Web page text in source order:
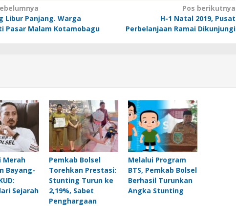
Libur Panjang. Warga
Pasar Malam Kotamobagu
Pos berikutnya
H-1 Natal 2019, Pusat
Perbelanjaan Ramai Dikunjungi
Merah
Bayang-
Sejarah
Pemkab Bolsel
Torehkan Prestasi:
Stunting Turun ke
2,19%, Sabet
Penghargaan
Melalui Program
BTS, Pemkab Bolsel
Berhasil Turunkan
Angka Stunting